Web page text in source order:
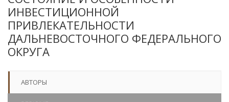
ИНВЕСТИЦИОННОЙ
ПРИВЛЕКАТЕЛЬНОСТИ
ДАЛЬНЕВОСТОЧНОГО ФЕДЕРАЛЬНОГО
ОКРУГА
АВТОРЫ